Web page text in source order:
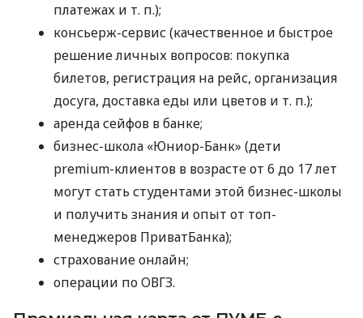
платежах и т. п.);
консьерж-сервис (качественное и быстрое
решение личных вопросов: покупка
билетов, регистрация на рейс, организация
досуга, доставка еды или цветов и т. п.);
аренда сейфов в банке;
бизнес-школа «Юниор-Банк» (дети
premium-клиентов в возрасте от 6 до 17 лет
могут стать студентами этой бизнес-школы
и получить знания и опыт от топ-
менеджеров ПриватБанка);
страхование онлайн;
операции по ОВГЗ.